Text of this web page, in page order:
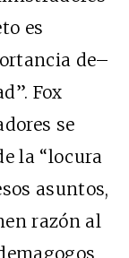
es
de–
Fox
se
la “locura
asuntos,
razón al